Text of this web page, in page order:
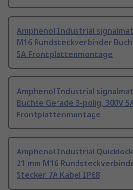
Amphenol Industrial
M16 Rundsteckverbinder
5A Frontplattenmontage
Amphenol Industrial
Buchse Gerade 3-polig, 300V
Frontplattenmontage
Amphenol Industrial Quicklock
21 mm M16
Stecker 7A Kabel IP68